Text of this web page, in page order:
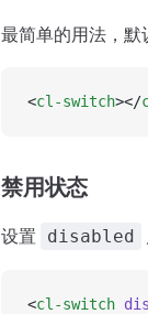
最简单的用法，默
<cl-switch></
禁用状态
设置 disabled
<cl-switch